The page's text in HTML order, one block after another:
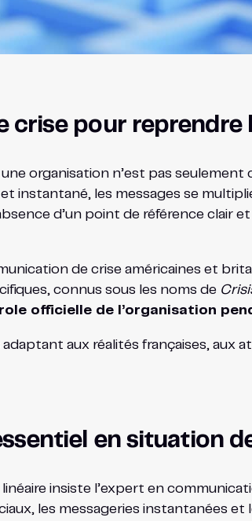
crise pour reprendre
organisation n’est pas
instantané, les messages se
d’un point de référence clair
de crise américaines et
connus sous les noms de
officielle de l’organisation
aux réalités françaises,
en situation
insiste l’expert en
les messageries instantanées